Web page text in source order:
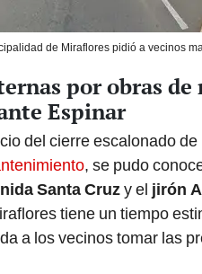
de Miraflores pidió a vecinos
por obras
Espinar
del cierre escalonado de
, se pudo
Santa Cruzy el jirón
tiene un tiempo
a los vecinos tomar las